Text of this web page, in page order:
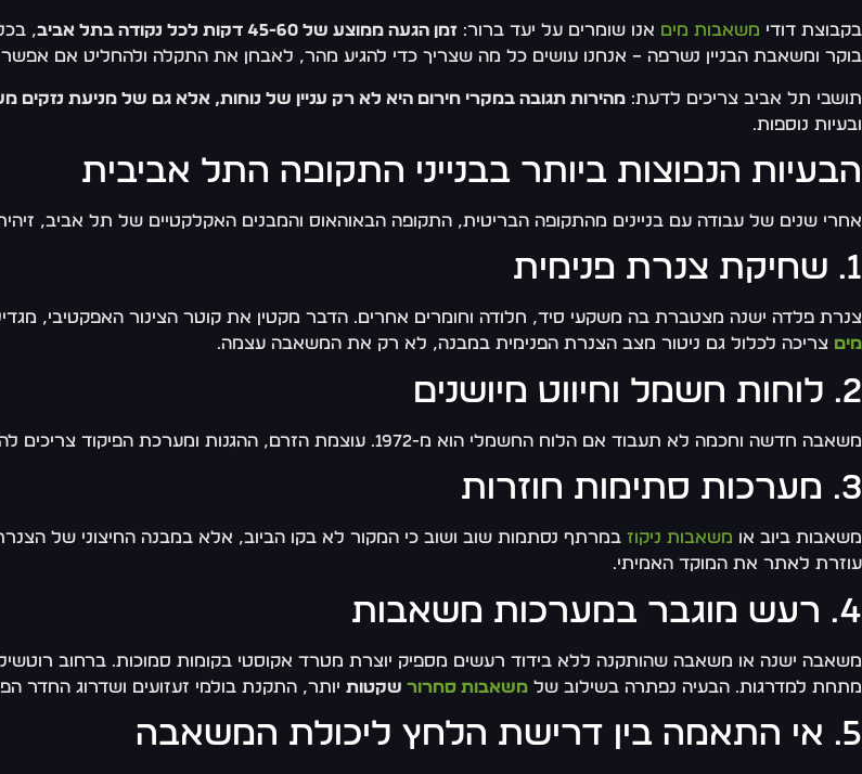
בקבוצת דודי משאבות מים אנו שומרים על יעד ברור: זמן הגעה ממוצע של 45-60 דקות לכל נקודה בתל אביב
בוקר ומשאבת הבניין נשרפה – אנחנו עושים כל מה שצריך כדי להגיע מהר, לאבחן את התקלה ולהחליט אם
תושבי תל אביב צריכים לדעת: מהירות תגובה במקרי חירום היא לא רק עניין של נוחות, אלא גם של מניעת נזקים
ובעיות נוספות.
הבעיות הנפוצות ביותר בבנייני התקופה התל אביבית
אחרי שנים של עבודה עם בניינים מהתקופה הבריטית, התקופה הבאוהאוס והמבנים האקלקטיים של תל אביב,
1. שחיקת צנרת פנימית
צנרת פלדה ישנה מצטברת בה משקעי סיד, חלודה וחומרים אחרים. הדבר מקטין את קוטר הצינור האפקטיבי,
מים צריכה לכלול גם ניטור מצב הצנרת הפנימית במבנה, לא רק את המשאבה עצמה.
2. לוחות חשמל וחיווט מיושנים
משאבה חדשה וחכמה לא תעבוד אם הלוח החשמלי הוא מ-1972. עוצמת הזרם, ההגנות ומערכת הפיקוד צריכים להתאים. אם לא – התקלות יהיו חוזרות, והבעיה תשוב שוב ושוב.
3. מערכות סתימות חוזרות
משאבות ביוב או משאבות ניקוז במרתף נסתמות שוב ושוב כי המקור לא בקו הביוב, אלא במבנה החיצוני של
עוזרת לאתר את המוקד האמיתי.
4. רעש מוגבר במערכות משאבות
משאבה ישנה או משאבה שהותקנה ללא בידוד רעשים מספיק יוצרת מטרד אקוסטי בקומות סמוכות. ברחוב
מתחת למדרגות. הבעיה נפתרה בשילוב של משאבות סחרור שקטות יותר, התקנת בולמי זעזועים ושדרוג החדר
5. אי התאמה בין דרישת הלחץ ליכולת המשאבה